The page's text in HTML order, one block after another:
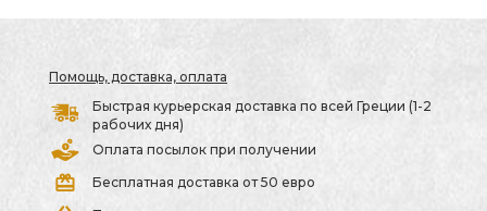
Помощь, доставка, оплата
Быстрая курьерская доставка по всей Греции (1-2
рабочих дня)
Оплата посылок при получении
Бесплатная доставка от 50 евро